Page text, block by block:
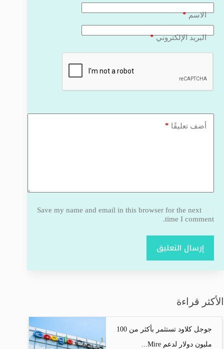
الاسم*
البريد الإلكتروني*
أضف تعليقًا *
Save my name and email in this browser for the next
time I comment.
إرسال التعليق
الأكثر قراءة
جوجل كلاود تستثمر بأكثر من 100
مليون دولار لدعم Mire...